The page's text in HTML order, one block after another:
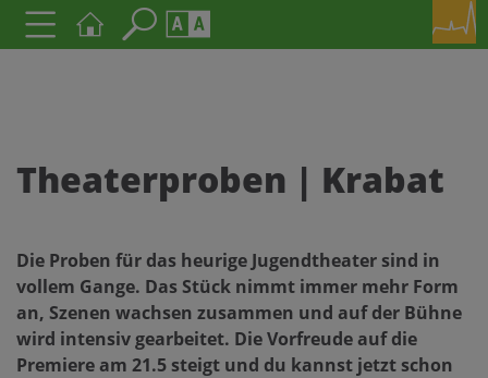
AAA
A A A A A
Theaterproben | Krabat
Die Proben für das heurige Jugendtheater sind in
vollem Gange. Das Stück nimmt immer mehr Form
an, Szenen wachsen zusammen und auf der Bühne
wird intensiv gearbeitet. Die Vorfreude auf die
Premiere am 21.5 steigt und du kannst jetzt schon